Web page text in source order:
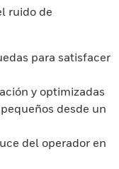
ruido de
para satisfacer
y optimizadas
desde un
del operador en